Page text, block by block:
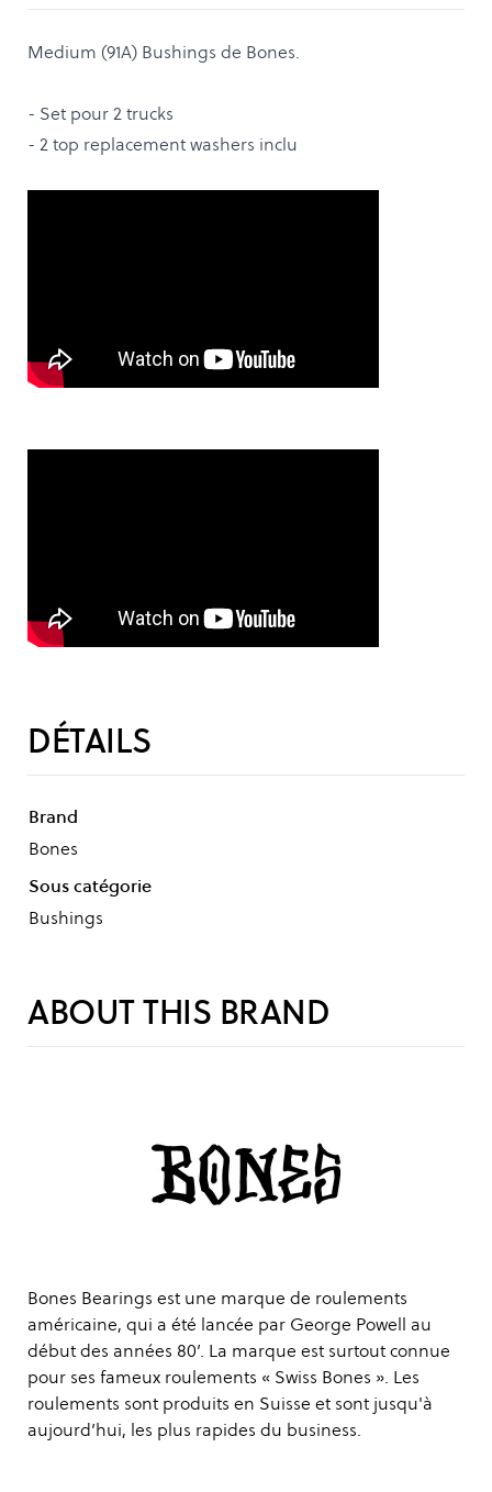
Medium (91A) Bushings de Bones.
- Set pour 2 trucks
- 2 top replacement washers inclu
DÉTAILS
Brand
Bones
Sous catégorie
Bushings
ABOUT THIS BRAND
Bones Bearings est une marque de roulements
américaine, qui a été lancée par George Powell au
début des années 80’. La marque est surtout connue
pour ses fameux roulements « Swiss Bones ». Les
roulements sont produits en Suisse et sont jusqu'à
aujourd’hui, les plus rapides du business.